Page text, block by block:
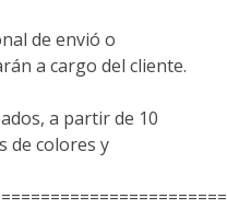
de envió o
a cargo del cliente.
a partir de 10
de colores y